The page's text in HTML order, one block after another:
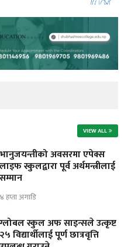
VIEW ALL
भानुजयन्तीको अवसरमा एपेक्स
लाइफ स्कुलद्वारा पूर्व अर्थमन्त्रीलाई
सम्मान
४ हप्ता अगाडि
ग्लोबल स्कुल अफ साइन्सले उत्कृष्ट
२५ विद्यार्थीलाई पूर्ण छात्रवृत्ति